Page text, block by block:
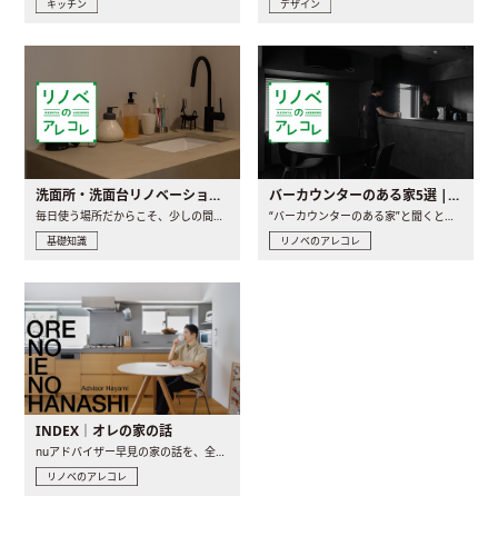
キッチン デザイン
洗面所・洗面台リノベーションの事例と間取りアイデア
基礎知識
バーカウンターのある家5選 | 日常に馴染む“距離の近い”キッチンとは
リノベのアレコレ
INDEX｜オレの家の話
nuアドバイザー早見の家の話を、全4話でお届け。リノベーションを..
リノベのアレコレ